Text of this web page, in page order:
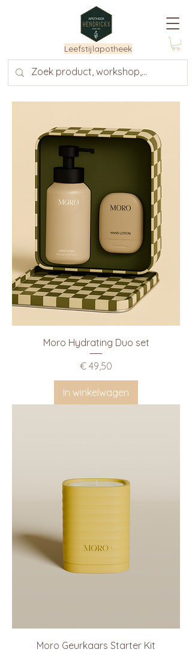
Leefstijlapotheek
Moro Hydrating Duo set
Prijs
€ 49,50
In winkelwagen
Moro Geurkaars Starter Kit